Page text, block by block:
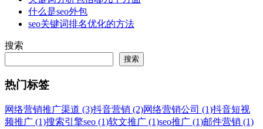
什么是seo外包
seo关键词排名优化的方法
搜索
搜索
热门标签
网络营销推广渠道 (3)抖音营销 (2)网络营销公司 (1)抖音短视
频推广 (1)搜索引擎seo (1)软文推广 (1)seo推广 (1)邮件营销 (1)